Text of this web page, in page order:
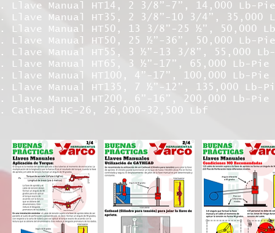
Llave Manual HT14, 2 3/8”-7”, 14,000 Lb-Pie
Llave Manual HT35, 2 3/8”-10 3/4”, 35,000
Llave Manual HT50, 13 3/8”-25 ½”, 50,000
Llave Manual HT50, 25 ½”-36”, 50,000 Lb-Pie
Llave Manual HT55, 3 ½”-13 3/8”, 55,000
Llave Manual HT65, 3 ½”-17”, 65,000 Lb-Pie
Llave Manual HT100, 4”-17”, 100,000 Lb-Pie
Llave Manual HT135, 7 ½”-12”, 135,000 Lb-
Llave Manual HT200, 6”-16”, 200,000 Lb-Pie
Cathead HC-26, 26,000-32,500 Lbf